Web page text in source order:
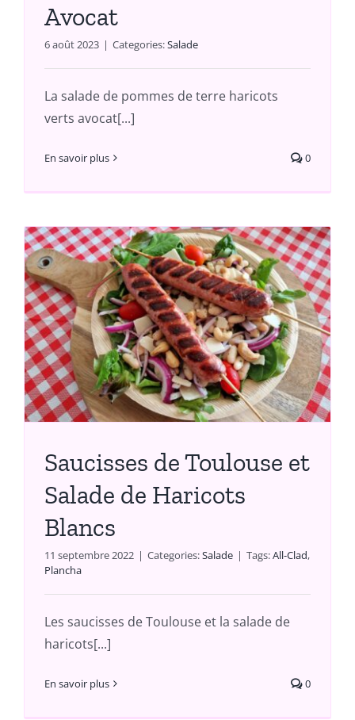
Avocat
6 août 2023 | Categories:Salade
La salade de pommes de terre haricots
verts avocat[...]
En savoir plus 0
Saucisses de Toulouse et
Salade de Haricots
Blancs
11 septembre 2022 | Categories:Salade | Tags:All-Clad,
Plancha
Les saucisses de Toulouse et la salade de
haricots[...]
En savoir plus 0